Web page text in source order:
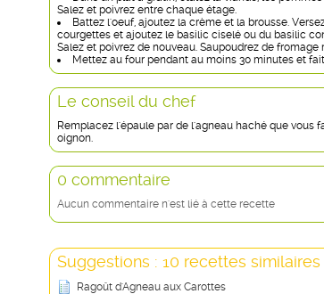
Salez et poivrez entre chaque étage.
Battez l'oeuf, ajoutez la crème et la brousse.
courgettes et ajoutez le basilic ciselé ou du basilic
Salez et poivrez de nouveau. Saupoudrez de fromage
Mettez au four pendant au moins 30 minutes et
Le conseil du chef
Remplacez l'épaule par de l'agneau haché que vous
oignon.
0 commentaire
Aucun commentaire n'est lié à cette recette
Suggestions : 10 recettes similaires
Ragoût d'Agneau aux Carottes